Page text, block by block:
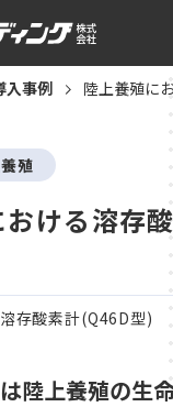
入事例 陸上養殖に
殖
ける溶存
存酸素計(Q46D型)
陸上養殖の生